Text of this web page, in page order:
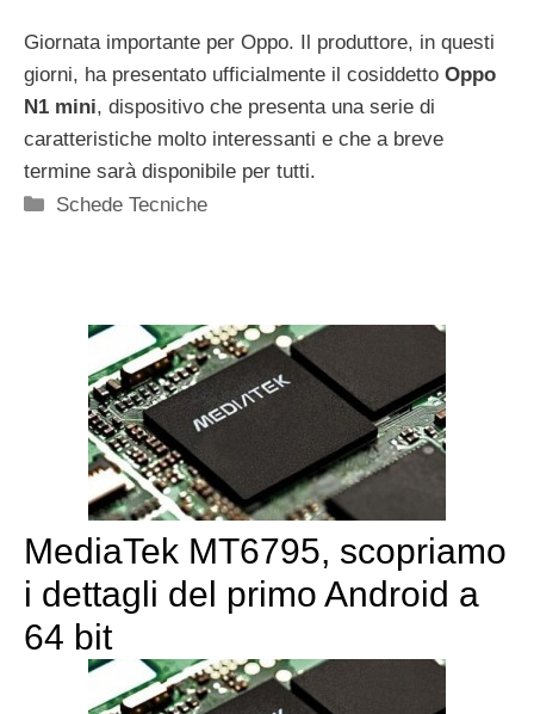
Giornata importante per Oppo. Il produttore, in questi
giorni, ha presentato ufficialmente il cosiddetto Oppo
N1 mini, dispositivo che presenta una serie di
caratteristiche molto interessanti e che a breve
termine sarà disponibile per tutti.
Categorie
Schede Tecniche
MediaTek MT6795, scopriamo
i dettagli del primo Android a
64 bit